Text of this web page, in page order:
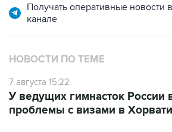
Получать оперативные новости
канале
НОВОСТИ ПО ТЕМЕ
7 августа 15:22
У ведущих гимнасток России
проблемы с визами в